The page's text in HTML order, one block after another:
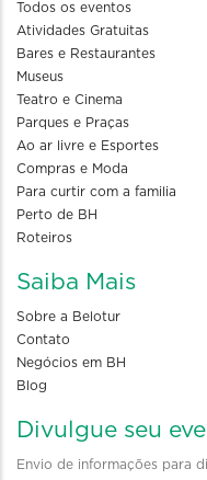
Todos os eventos
Atividades Gratuitas
Bares e Restaurantes
Museus
Teatro e Cinema
Parques e Praças
Ao ar livre e Esportes
Compras e Moda
Para curtir com a familia
Perto de BH
Roteiros
Saiba Mais
Sobre a Belotur
Contato
Negócios em BH
Blog
Divulgue seu
Envio de informações para